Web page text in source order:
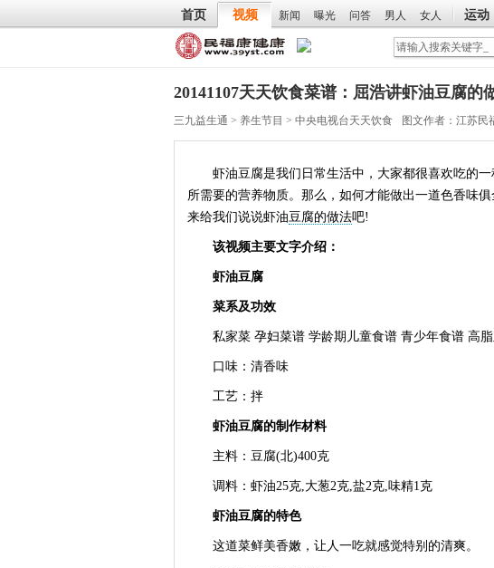
首页 视频 新闻 曝光 问答 男人 女人 运动
20141107天天饮食菜谱：屈浩讲虾油豆腐的
三九益生通 > 养生节目 > 中央电视台天天饮食 图文作者： 江苏民
虾油豆腐是我们日常生活中，大家都很喜欢吃的一
所需要的营养物质。那么，如何才能做出一道色香味
来给我们说说虾油豆腐的做法吧!
该视频主要文字介绍：
虾油豆腐
菜系及功效
私家菜 孕妇菜谱 学龄期儿童食谱 青少年食谱 高脂
口味：清香味
工艺：拌
虾油豆腐的制作材料
主料：豆腐(北)400克
调料：虾油25克,大葱2克,盐2克,味精1克
虾油豆腐的特色
这道菜鲜美香嫩，让人一吃就感觉特别的清爽。